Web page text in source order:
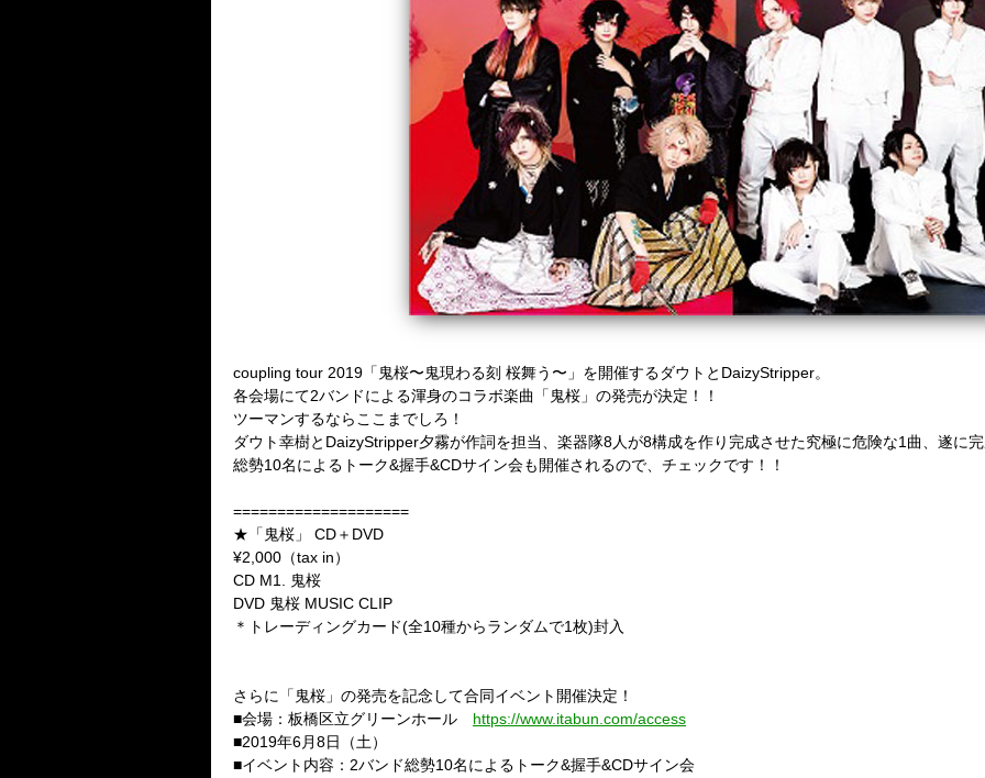
coupling tour 2019「鬼桜〜鬼現わる刻 桜舞う〜」を開催するダウトとDaizyStripper。
各会場にて2バンドによる渾身のコラボ楽曲「鬼桜」の発売が決定！！
ツーマンするならここまでしろ！
ダウト幸樹とDaizyStripper夕霧が作詞を担当、楽器隊8人が8構成を作り完成させた究極に危険な1曲、遂に
総勢10名によるトーク&握手&CDサイン会も開催されるので、チェックです！！
====================
★「鬼桜」 CD＋DVD
¥2,000（tax in）
CD M1. 鬼桜
DVD 鬼桜 MUSIC CLIP
＊トレーディングカード(全10種からランダムで1枚)封入
さらに「鬼桜」の発売を記念して合同イベント開催決定！
■会場：板橋区立グリーンホール https://www.itabun.com/access
■2019年6月8日（土）
■イベント内容：2バンド総勢10名によるトーク&握手&CDサイン会